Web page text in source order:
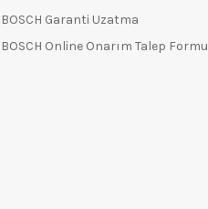
BOSCH Garanti Uzatma
BOSCH Online Onarım Talep Formu